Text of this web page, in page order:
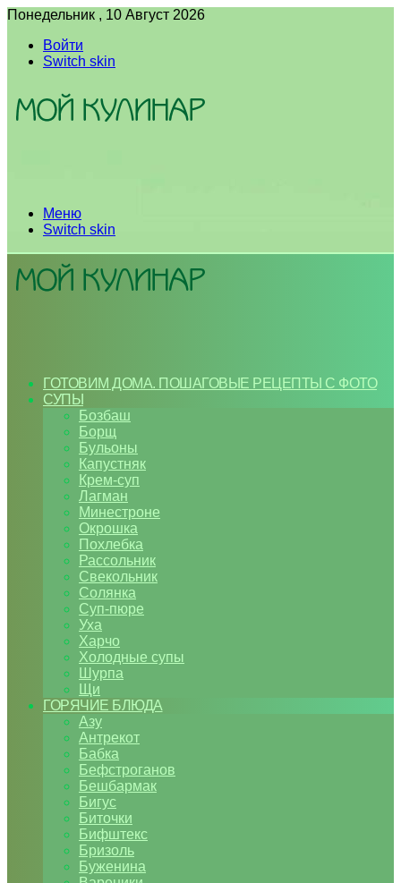
Понедельник , 10 Август 2026
Войти
Switch skin
Меню
Switch skin
ГОТОВИМ ДОМА. ПОШАГОВЫЕ РЕЦЕПТЫ С ФОТО
СУПЫ
Бозбаш
Борщ
Бульоны
Капустняк
Крем-суп
Лагман
Минестроне
Окрошка
Похлебка
Рассольник
Свекольник
Солянка
Суп-пюре
Уха
Харчо
Холодные супы
Шурпа
Щи
ГОРЯЧИЕ БЛЮДА
Азу
Антрекот
Бабка
Бефстроганов
Бешбармак
Бигус
Биточки
Бифштекс
Бризоль
Буженина